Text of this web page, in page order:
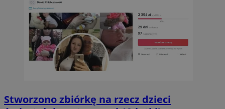
Stworzono zbiórkę na rzecz dzieci